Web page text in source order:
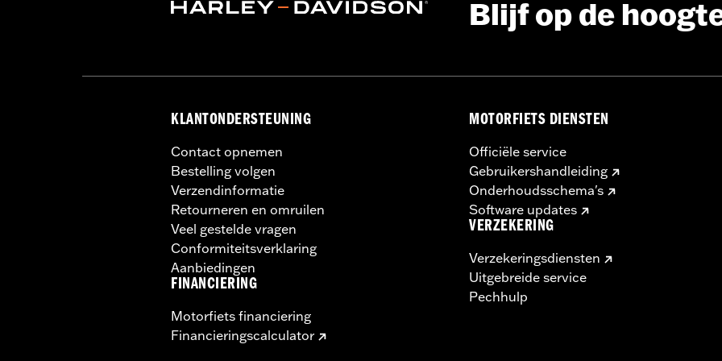
Blijf op de
KLANTONDERSTEUNING
Contact opnemen
Bestelling volgen
Verzendinformatie
Retourneren en omruilen
Veel gestelde vragen
Conformiteitsverklaring
Aanbiedingen
FINANCIERING
Motorfiets financiering
Financieringscalculator
MOTORFIETS DIENSTEN
Officiële service
Gebruikershandleiding
Onderhoudsschema's
Software updates
VERZEKERING
Verzekeringsdiensten
Uitgebreide service
Pechhulp